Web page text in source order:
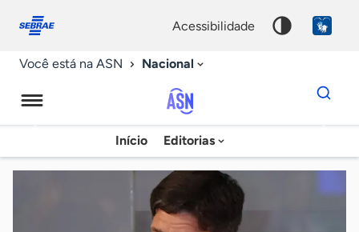
conosco
acessibilidade
Você está na ASN Nacional
Agência
Sebrae
de
Notícias
Início Editorias
Dados
para
chave